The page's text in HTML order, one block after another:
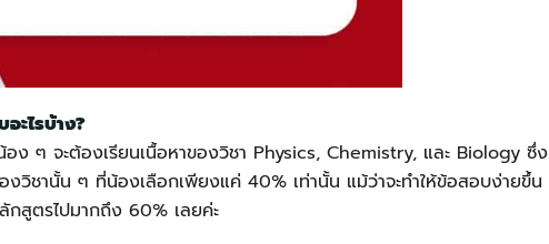
ะไรบ้าง?
ง ๆ จะต้องเรียนเนื้อหาของวิชา Physics, Chemistry, และ Biology ซึ่ง
องวิชานั้น ๆ ที่น้องเลือกเพียงแค่ 40% เท่านั้น แม้ว่าจะทำให้ข้อสอบง่ายขึ้น
กสูตรไปมากถึง 60% เลยค่ะ